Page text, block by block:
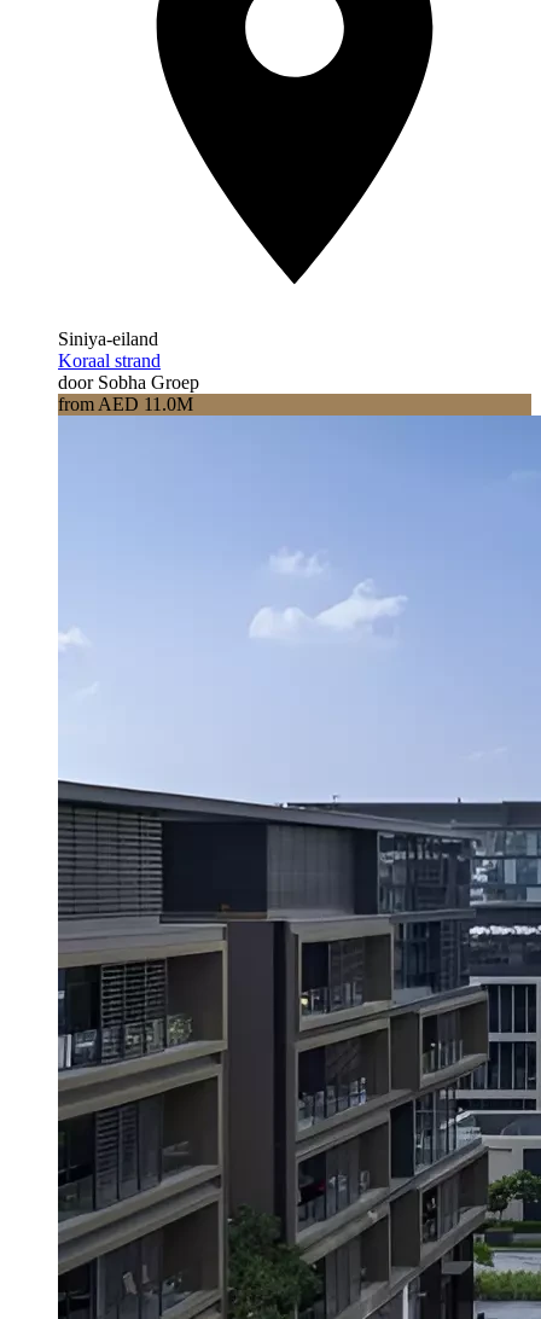
Siniya-eiland
Koraal strand
door Sobha Groep
from AED 11.0M